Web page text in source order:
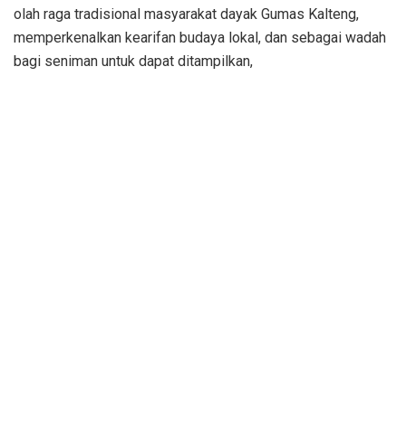
olah raga tradisional masyarakat dayak Gumas Kalteng,
memperkenalkan kearifan budaya lokal, dan sebagai wadah
bagi seniman untuk dapat ditampilkan,